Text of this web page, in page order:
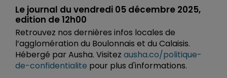
Le journal du vendredi 05 décembre 2025,
edition de 12h00
Retrouvez nos dernières infos locales de
l’agglomération du Boulonnais et du Calaisis.
Hébergé par Ausha. Visitez ausha.co/politique-
de-confidentialite pour plus d'informations.